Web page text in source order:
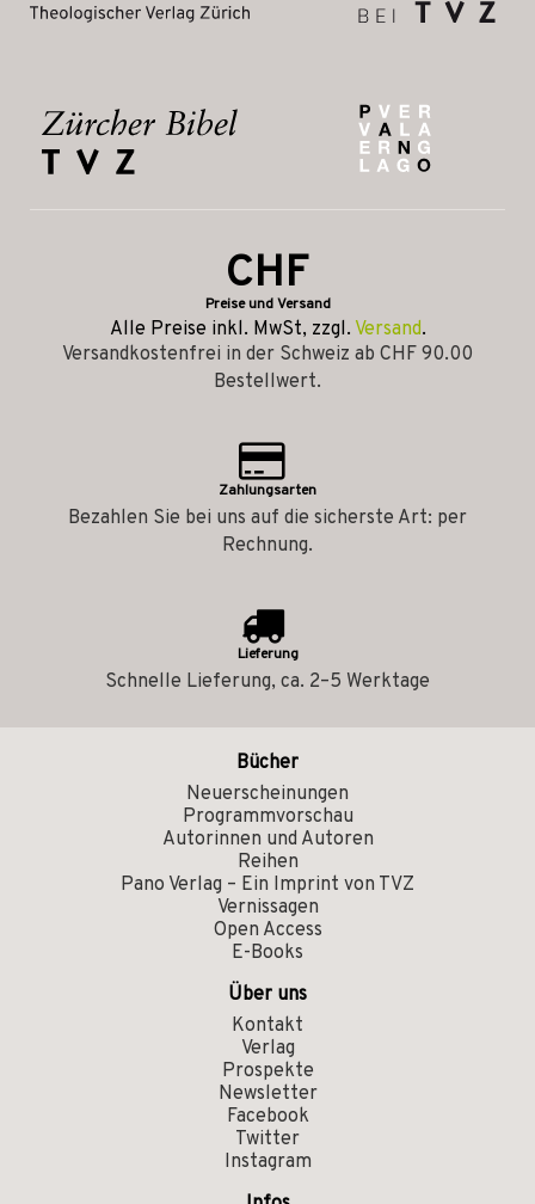
CHF
Preise und Versand
Alle Preise inkl. MwSt, zzgl. Versand.
Versandkostenfrei in der Schweiz ab CHF 90.00
Bestellwert.
Zahlungsarten
Bezahlen Sie bei uns auf die sicherste Art: per
Rechnung.
Lieferung
Schnelle Lieferung, ca. 2–5 Werktage
Bücher
Neuerscheinungen
Programmvorschau
Autorinnen und Autoren
Reihen
Pano Verlag – Ein Imprint von TVZ
Vernissagen
Open Access
E-Books
Über uns
Kontakt
Verlag
Prospekte
Newsletter
Facebook
Twitter
Instagram